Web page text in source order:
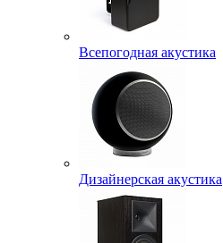
Всепогодная акустика
Дизайнерская акустика